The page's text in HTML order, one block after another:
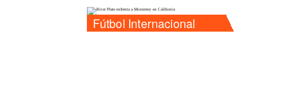
Fútbol Internacional